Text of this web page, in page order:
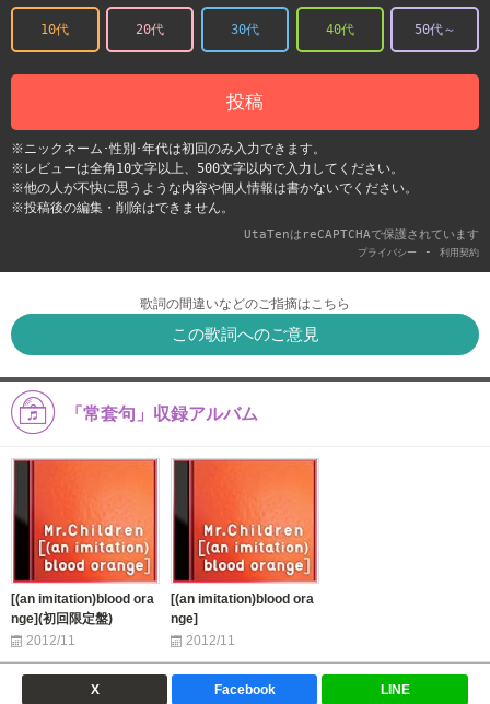
10代 20代 30代 40代 50代～
投稿
※ニックネーム･性別･年代は初回のみ入力できます。
※レビューは全角10文字以上、500文字以内で入力してください。
※他の人が不快に思うような内容や個人情報は書かないでください。
※投稿後の編集・削除はできません。
UtaTenはreCAPTCHAで保護されています
プライバシー - 利用契約
歌詞の間違いなどのご指摘はこちら
この歌詞へのご意見
「常套句」収録アルバム
[(an imitation)blood ora
nge](初回限定盤)
2012/11
[(an imitation)blood ora
nge]
2012/11
X Facebook LINE